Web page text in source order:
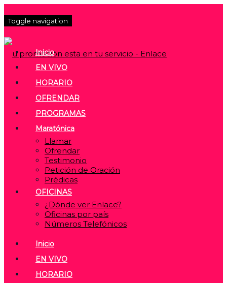
Toggle navigation
Inicio
EN VIVO
HORARIO
OFRENDAR
PROGRAMAS
Maratónica
Llamar
Ofrendar
Testimonio
Petición de Oración
Prédicas
OFICINAS
¿Dónde ver Enlace?
Oficinas por país
Números Telefónicos
Inicio
EN VIVO
HORARIO